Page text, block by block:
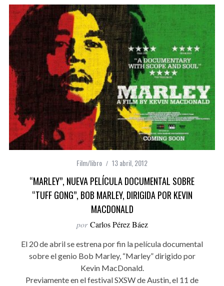
Film/libro 13 abril, 2012
“MARLEY”, NUEVA PELÍCULA DOCUMENTAL SOBRE
“TUFF GONG”, BOB MARLEY, DIRIGIDA POR KEVIN
MACDONALD
por Carlos Pérez Báez
El 20 de abril se estrena por fin la película documental
sobre el genio Bob Marley, “Marley” dirigido por
Kevin MacDonald.
Previamente en el festival SXSW de Austin, el 11 de